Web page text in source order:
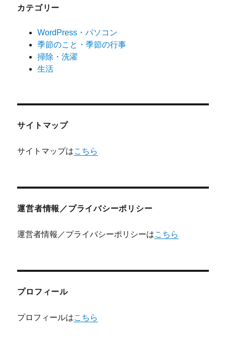
カテゴリー
WordPress・パソコン
季節のこと・季節の行事
掃除・洗濯
生活
サイトマップ
サイトマップはこちら
運営者情報／プライバシーポリシー
運営者情報／プライバシーポリシーはこちら
プロフィール
プロフィールはこちら